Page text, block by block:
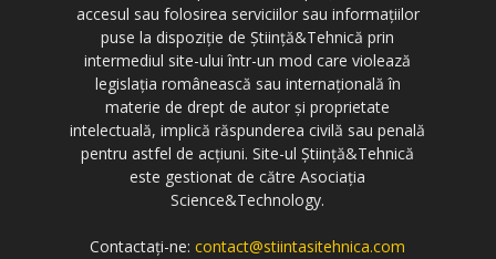
accesul sau folosirea serviciilor sau informațiilor
puse la dispoziție de Știință&Tehnică prin
intermediul site-ului într-un mod care violează
legislația românească sau internațională în
materie de drept de autor și proprietate
intelectuală, implică răspunderea civilă sau penală
pentru astfel de acțiuni. Site-ul Știință&Tehnică
este gestionat de către Asociația
Science&Technology.
Contactați-ne:contact@stiintasitehnica.com